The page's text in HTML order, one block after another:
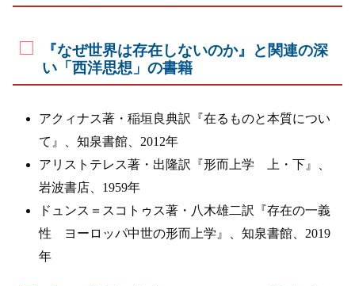
『なぜ世界は存在しないのか』と関連の深
い「西洋思想」の書籍
アクィナス著・稲垣良典訳『在るものと本質につい
て』、知泉書館、2012年
アリストテレス著・出隆訳『形而上学 上・下』、
岩波書店、1959年
ドュンス＝スコトゥス著・八木雄二訳『存在の一義
性 ヨーロッパ中世の形而上学』、知泉書館、2019
年